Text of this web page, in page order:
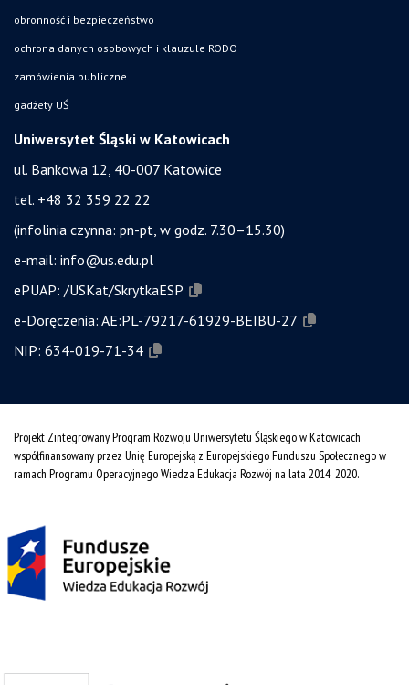
obronność i bezpieczeństwo
ochrona danych osobowych i klauzule RODO
zamówienia publiczne
gadżety UŚ
Uniwersytet Śląski w Katowicach
ul. Bankowa 12, 40-007 Katowice
tel. +48 32 359 22 22
(infolinia czynna: pn-pt, w godz. 7.30–15.30)
e-mail: info@us.edu.pl
ePUAP: /USKat/SkrytkaESP
e-Doręczenia: AE:PL-79217-61929-BEIBU-27
NIP: 634-019-71-34
Projekt Zintegrowany Program Rozwoju Uniwersytetu Śląskiego w Katowicach
współfinansowany przez Unię Europejską z Europejskiego Funduszu Społecznego w
ramach Programu Operacyjnego Wiedza Edukacja Rozwój na lata 2014˗2020.